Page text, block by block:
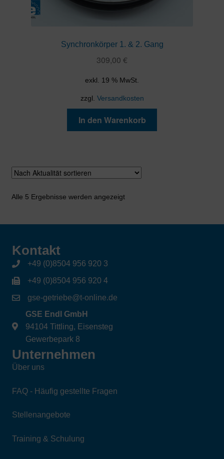
Synchronkörper 1. & 2. Gang
309,00 €
exkl. 19 % MwSt.
zzgl. Versandkosten
In den Warenkorb
Alle 5 Ergebnisse werden angezeigtNach
Kontakt
+49 (0)8504 956 920 3
+49 (0)8504 956 920 4
gse-getriebe@t-online.de
GSE Endl GmbH
94104 Tittling, Eisensteg
Gewerbepark 8
Unternehmen
Über uns
FAQ - Häufig gestellte Fragen
Stellenangebote
Training & Schulung